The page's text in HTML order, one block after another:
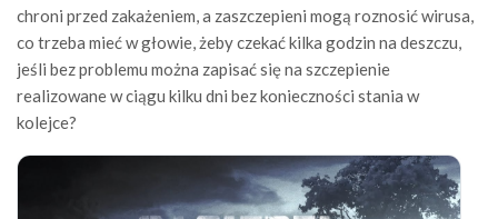
chroni przed zakażeniem, a zaszczepieni mogą roznosić wirusa,
co trzeba mieć w głowie, żeby czekać kilka godzin na deszczu,
jeśli bez problemu można zapisać się na szczepienie
realizowane w ciągu kilku dni bez konieczności stania w
kolejce?